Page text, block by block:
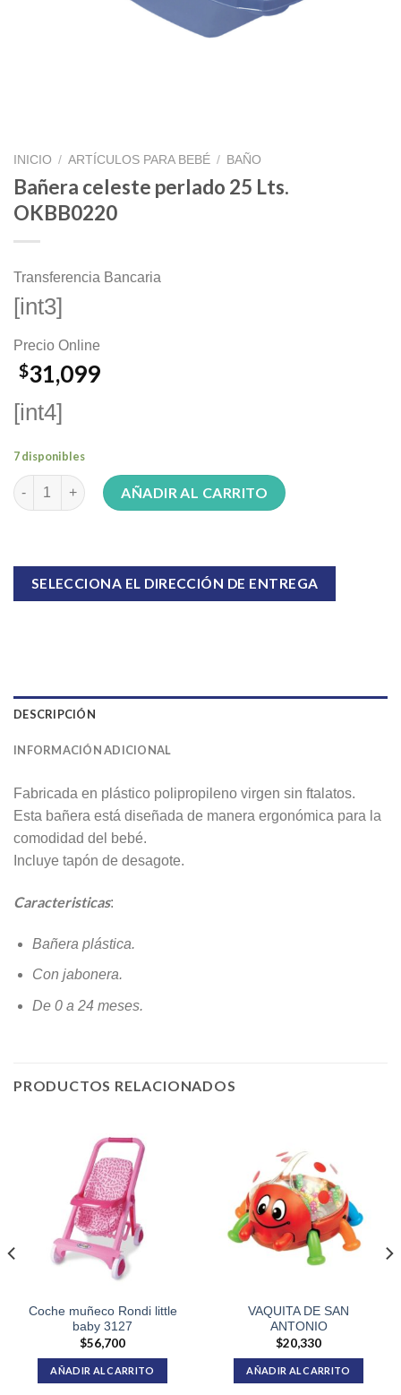
INICIO / ARTÍCULOS PARA BEBÉ / BAÑO
Bañera celeste perlado 25 Lts.
OKBB0220
Transferencia Bancaria
[int3]
Precio Online
$31,099
[int4]
7 disponibles
Bañera celeste perlado 25 Lts. OKBB0220 cantidad
AÑADIR AL CARRITO
SELECCIONA EL DIRECCIÓN DE ENTREGA
DESCRIPCIÓN
INFORMACIÓN ADICIONAL
Fabricada en plástico polipropileno virgen sin ftalatos.
Esta bañera está diseñada de manera ergonómica para la
comodidad del bebé.
Incluye tapón de desagote.
Caracteristicas:
Bañera plástica.
Con jabonera.
De 0 a 24 meses.
PRODUCTOS RELACIONADOS
Coche muñeco Rondi little
baby 3127
$56,700
AÑADIR AL CARRITO
VAQUITA DE SAN
ANTONIO
$20,330
AÑADIR AL CARRITO